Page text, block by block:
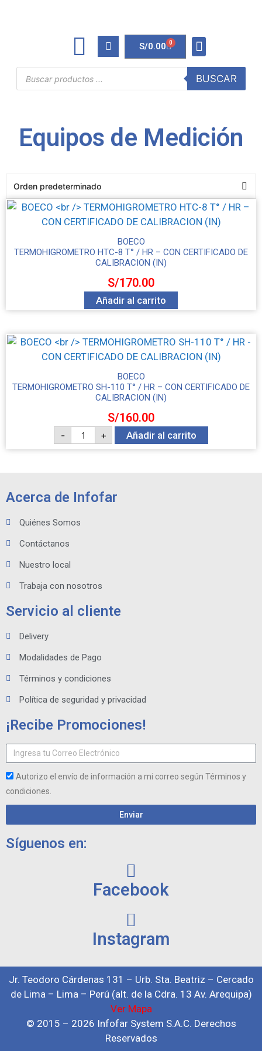
S/0.00 0
BUSCAR
Equipos de Medición
BOECO
TERMOHIGROMETRO HTC-8 T° / HR – CON CERTIFICADO DE
CALIBRACION (IN)
S/170.00
Añadir al carrito
BOECO
TERMOHIGROMETRO SH-110 T° / HR – CON CERTIFICADO DE
CALIBRACION (IN)
S/160.00
- + Añadir al carrito
Acerca de Infofar
Quiénes Somos
Contáctanos
Nuestro local
Trabaja con nosotros
Servicio al cliente
Delivery
Modalidades de Pago
Términos y condiciones
Política de seguridad y privacidad
¡Recibe Promociones!
Autorizo el envío de información a mi correo según Términos y
condiciones.
Enviar
Síguenos en:
Facebook
Instagram
Jr. Teodoro Cárdenas 131 – Urb. Sta. Beatriz – Cercado
de Lima – Lima – Perú (alt. de la Cdra. 13 Av. Arequipa)
Ver Mapa
© 2015 – 2026 Infofar System S.A.C. Derechos
Reservados